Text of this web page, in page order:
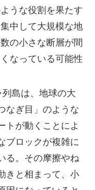
うな役割を果たす
中して大規模な地
の小さな断層が間
なっている可能性
列島は、地球の大
なぎ目」のような
トが動くことによ
ブロックが複雑に
る。その摩擦やね
きと相まって、小